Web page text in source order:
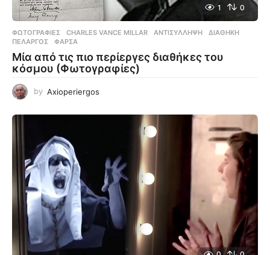
1 0
ΦΩΤΟΓΡΑΦΊΕΣ CHARLES VANCE MILLAR ,ΑΝΤΙΣΎΛΛΗΨΗ ,ΔΙΑΘΉΚΗ
ΠΕΛΑΡΓΌΣ
,ΦΆΡΣΑ
Μία από τις πιο περίεργες διαθήκες του
κόσμου (Φωτογραφίες)
by Axioperiergos